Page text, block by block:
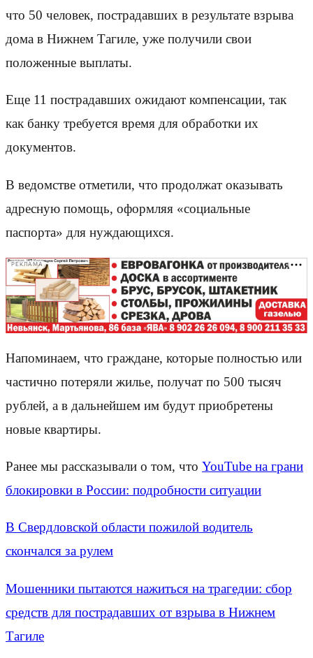
что 50 человек, пострадавших в результате взрыва
дома в Нижнем Тагиле, уже получили свои
положенные выплаты.
Еще 11 пострадавших ожидают компенсации, так
как банку требуется время для обработки их
документов.
В ведомстве отметили, что продолжат оказывать
адресную помощь, оформляя «социальные
паспорта» для нуждающихся.
РЕКЛАМА
Напоминаем, что граждане, которые полностью или
частично потеряли жилье, получат по 500 тысяч
рублей, а в дальнейшем им будут приобретены
новые квартиры.
Ранее мы рассказывали о том, что YouTube на грани
блокировки в России: подробности ситуации
В Свердловской области пожилой водитель
скончался за рулем
Мошенники пытаются нажиться на трагедии: сбор
средств для пострадавших от взрыва в Нижнем
Тагиле